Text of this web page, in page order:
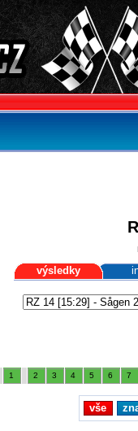
výsledky
1 2 3 4 5 6 7
vše